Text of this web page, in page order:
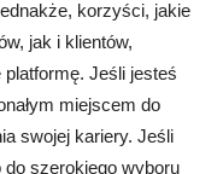
korzyści, jakie
jak i klientów,
Jeśli jesteś
miejscem do
swojej kariery. Jeśli
szerokiego wyboru